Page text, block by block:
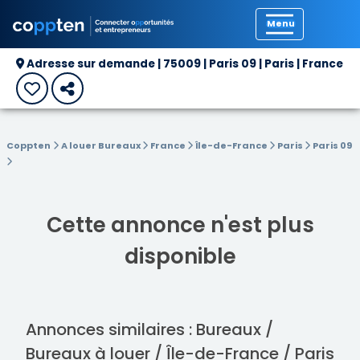
Adresse sur demande | 75009 | Paris 09 | Paris | France
Coppten A louer Bureaux France Île-de-France Paris Paris 09
Cette annonce n'est plus
disponible
Annonces similaires : Bureaux /
Bureaux à louer / Île-de-France / Paris